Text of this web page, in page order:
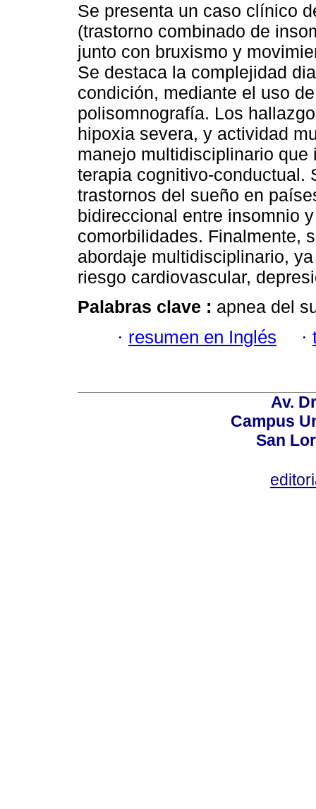
Se presenta un caso clínico
(trastorno combinado de
junto con bruxismo y
Se destaca la complejidad
condición, mediante el uso
polisomnografía. Los
hipoxia severa, y actividad
manejo multidisciplinario
terapia cognitivo-conductual.
trastornos del sueño en
bidireccional entre insomnio
comorbilidades. Finalmente,
abordaje multidisciplinario,
riesgo cardiovascular,
Palabras clave : apnea del
· resumen en Inglés ·
Av.
Campus
San